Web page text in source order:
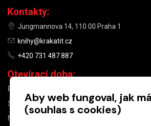
Kontakty:
Jungmannova 14, 110 00 Praha 1
knihy@krakatit.cz
+420 731 487 887
Otevírací doba:
PO–PÁ
SO
10:00–13:00
NE
Aby web fungoval, jak má
(souhlas s cookies)